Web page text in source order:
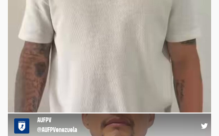
🐯El mensaje de el tigre Charlis Ortiz para los futbolistas
venezolanos. https://t.co/tS9NMqpjuZ
23:06 30-06-26
AUFPV
@AUFPVenezuela